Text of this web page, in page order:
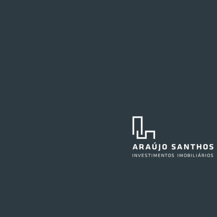
em 2027. O edifício já abrigou a
agência central do Santander e,
anteriormente, também sediou as